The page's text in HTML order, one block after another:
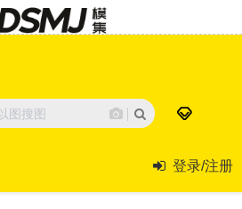
登录/注册